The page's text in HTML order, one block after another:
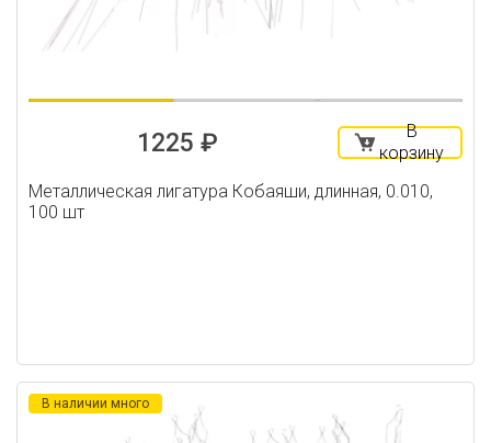
1225 ₽
В
корзину
Металлическая лигатура Кобаяши, длинная, 0.010,
100 шт
В наличии много